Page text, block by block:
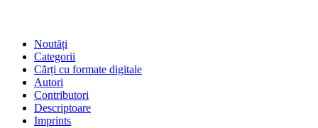
Noutăți
Categorii
Cărți cu formate digitale
Autori
Contributori
Descriptoare
Imprints